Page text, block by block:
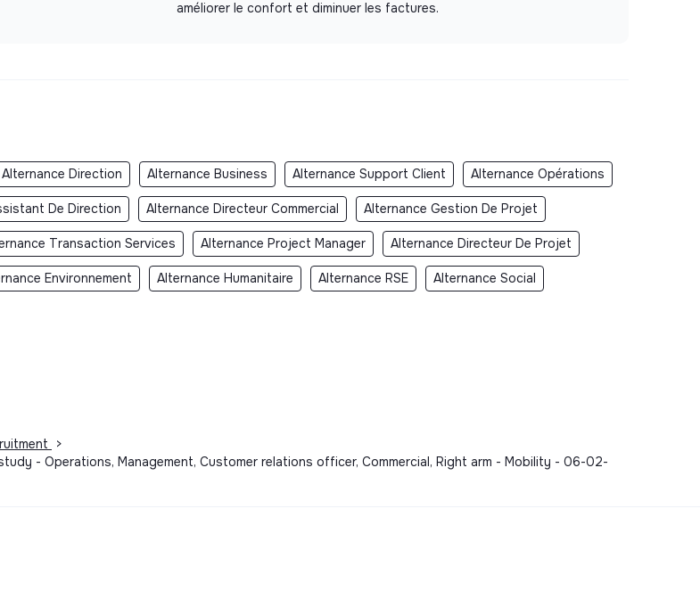
améliorer le confort et diminuer les factures.
Alternance Direction Alternance Business Alternance Support Client Alternance Opérations
De Direction Alternance Directeur Commercial Alternance Gestion De Projet
Transaction Services Alternance Project Manager Alternance Directeur De Projet
Environnement Alternance Humanitaire Alternance RSE Alternance Social
>
- Operations, Management, Customer relations officer, Commercial, Right arm - Mobility - 06-02-